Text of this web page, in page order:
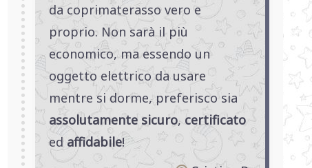
da coprimaterasso vero e
proprio. Non sarà il più
economico, ma essendo un
oggetto elettrico da usare
mentre si dorme, preferisco sia
assolutamente sicuro, certificato
ed affidabile!